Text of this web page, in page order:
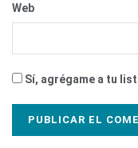
Web
Sí, agrégame a tu